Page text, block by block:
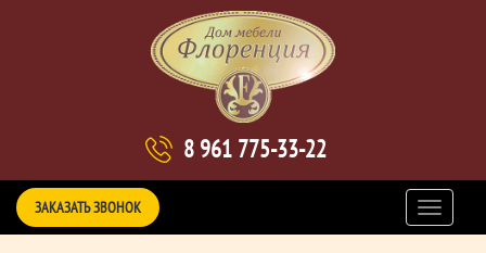
8 961 775-33-22
ЗАКАЗАТЬ ЗВОНОК